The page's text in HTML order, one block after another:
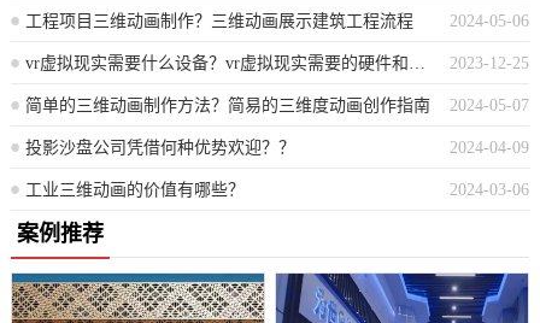
2024-05-06
工程项目三维动画制作？三维动画展示建筑工程流程
2023-12-25
vr虚拟现实需要什么设备？vr虚拟现实需要的硬件和设备介绍
2024-05-07
简单的三维动画制作方法？简易的三维度动画创作指南
2024-04-09
投影沙盘公司凭借何种优势欢迎？？
2024-03-06
工业三维动画的价值有哪些？
案例推荐